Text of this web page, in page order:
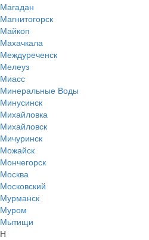
Магадан
Магнитогорск
Майкоп
Махачкала
Междуреченск
Мелеуз
Миасс
Минеральные Воды
Минусинск
Михайловка
Михайловск
Мичуринск
Можайск
Мончегорск
Москва
Московский
Мурманск
Муром
Мытищи
Н